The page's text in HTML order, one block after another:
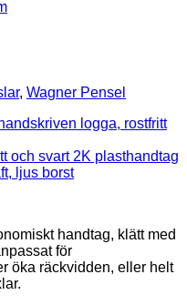
, Wagner Pensel
handtag, klätt med
för
öka räckvidden, eller helt